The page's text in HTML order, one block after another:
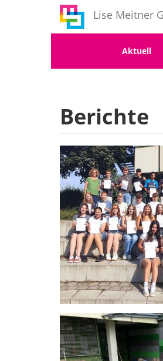
Lise Meitner
1
Aktuell
Berichte